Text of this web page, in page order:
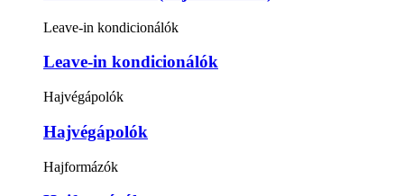
Leave-in kondicionálók
Leave-in kondicionálók
Hajvégápolók
Hajvégápolók
Hajformázók